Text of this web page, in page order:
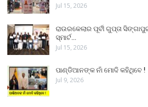
Jul 15, 2026
ରାଉରକେଲାର ପୂର୍ବୀ ଗୁପ୍ତା
ସ୍ମାର୍ଟ…
Jul 15, 2026
ପାଣ୍ଡିଆନଙ୍କ ନାଁ ମୋଦି କହିଥିବେ !
Jul 9, 2026